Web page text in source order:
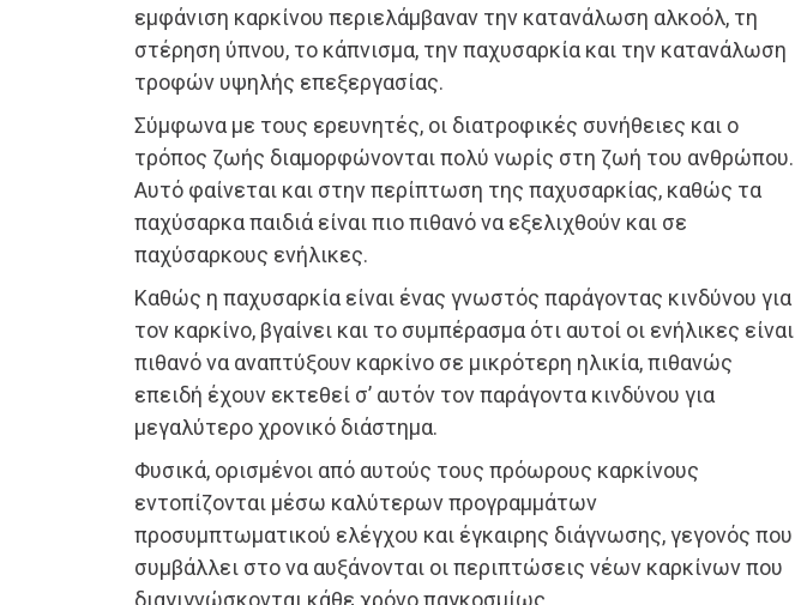
εμφάνιση καρκίνου περιελάμβαναν την κατανάλωση αλκοόλ, τη
στέρηση ύπνου, το κάπνισμα, την παχυσαρκία και την κατανάλωση
τροφών υψηλής επεξεργασίας.
Σύμφωνα με τους ερευνητές, οι διατροφικές συνήθειες και ο
τρόπος ζωής διαμορφώνονται πολύ νωρίς στη ζωή του ανθρώπου.
Αυτό φαίνεται και στην περίπτωση της παχυσαρκίας, καθώς τα
παχύσαρκα παιδιά είναι πιο πιθανό να εξελιχθούν και σε
παχύσαρκους ενήλικες.
Καθώς η παχυσαρκία είναι ένας γνωστός παράγοντας κινδύνου για
τον καρκίνο, βγαίνει και το συμπέρασμα ότι αυτοί οι ενήλικες είναι
πιθανό να αναπτύξουν καρκίνο σε μικρότερη ηλικία, πιθανώς
επειδή έχουν εκτεθεί σ’ αυτόν τον παράγοντα κινδύνου για
μεγαλύτερο χρονικό διάστημα.
Φυσικά, ορισμένοι από αυτούς τους πρόωρους καρκίνους
εντοπίζονται μέσω καλύτερων προγραμμάτων
προσυμπτωματικού ελέγχου και έγκαιρης διάγνωσης, γεγονός που
συμβάλλει στο να αυξάνονται οι περιπτώσεις νέων καρκίνων που
διαγιγνώσκονται κάθε χρόνο παγκοσμίως.